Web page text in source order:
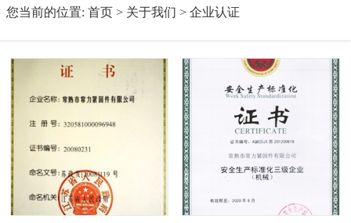
您当前的位置: 首页> 关于我们 > 企业认证